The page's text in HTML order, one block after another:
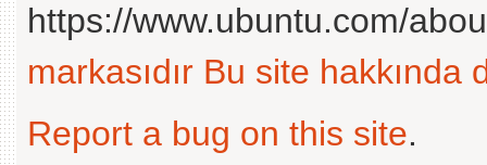
https://www.ubuntu.com/
markasıdır Bu site hakkında
Report a bug on this site.